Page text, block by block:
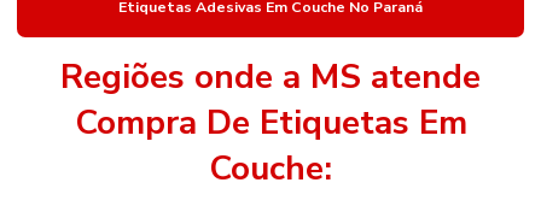
Etiqueta Nylon Resinado Para Colchões
Etiqueta Para Identificação De Estoque
Etiqueta Para Roupas
Etiquetas Adesivas Em Couche No Paraná
Regiões onde a MS atende
Compra De Etiquetas Em
Couche: